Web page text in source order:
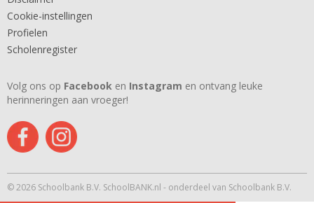
Cookie-instellingen
Profielen
Scholenregister
Volg ons op Facebook en Instagram en ontvang leuke
herinneringen aan vroeger!
© 2026 Schoolbank B.V. SchoolBANK.nl - onderdeel van Schoolbank B.V.